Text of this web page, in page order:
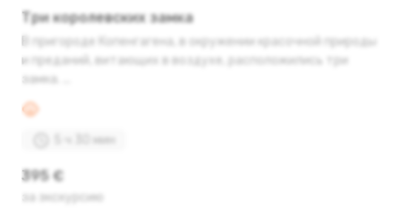
Три королевских замка
В пригороде Копенгагена, в окружении красочной природы
и преданий, витающих в воздухе, расположились три
замка. ...
5 ч 30 мин
395 €
за экскурсию